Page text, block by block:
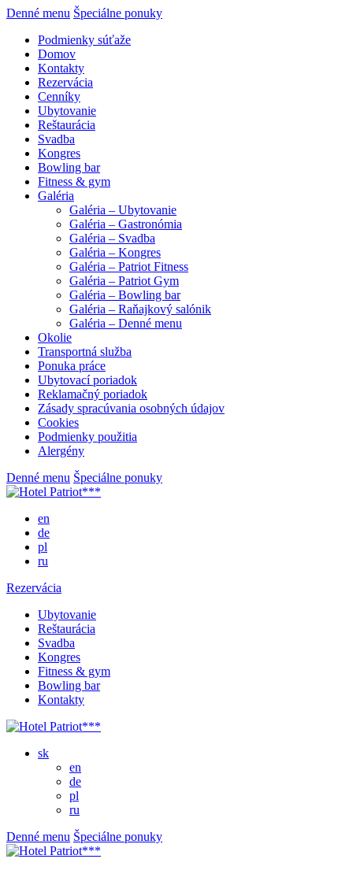
Denné menu Špeciálne ponuky
Podmienky súťaže
Domov
Kontakty
Rezervácia
Cenníky
Ubytovanie
Reštaurácia
Svadba
Kongres
Bowling bar
Fitness & gym
Galéria
Galéria – Ubytovanie
Galéria – Gastronómia
Galéria – Svadba
Galéria – Kongres
Galéria – Patriot Fitness
Galéria – Patriot Gym
Galéria – Bowling bar
Galéria – Raňajkový salónik
Galéria – Denné menu
Okolie
Transportná služba
Ponuka práce
Ubytovací poriadok
Reklamačný poriadok
Zásady spracúvania osobných údajov
Cookies
Podmienky použitia
Alergény
Denné menu Špeciálne ponuky
en
de
pl
ru
Rezervácia
Ubytovanie
Reštaurácia
Svadba
Kongres
Fitness & gym
Bowling bar
Kontakty
sk
en
de
pl
ru
Denné menu Špeciálne ponuky